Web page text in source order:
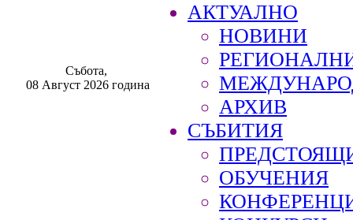
Събота,
08 Август 2026 година
АКТУАЛНО
НОВИНИ
АРХИВ
СЪБИТИЯ
ОБУЧЕНИЯ